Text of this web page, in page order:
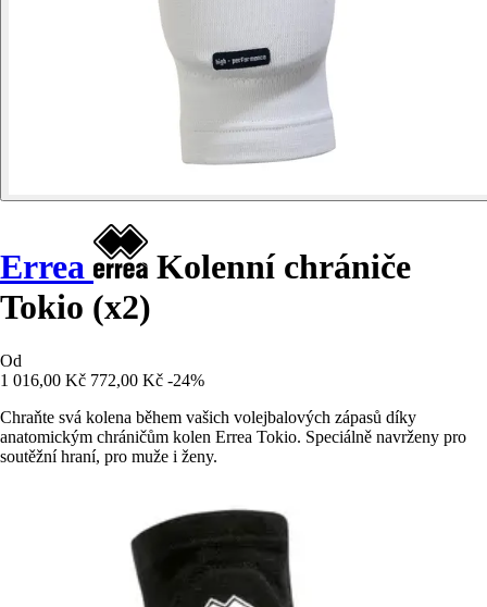
Errea
Kolenní chrániče
Tokio (x2)
Od
1 016,00 Kč 772,00 Kč -24%
Chraňte svá kolena během vašich volejbalových zápasů díky
anatomickým chráničům kolen Errea Tokio. Speciálně navrženy pro
soutěžní hraní, pro muže i ženy.